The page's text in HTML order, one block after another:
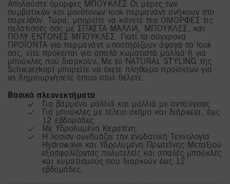
Απολαύστε όμορφες ΜΠΟΥΚΛΕΣ Οι μέρες των
συμβατικών και μονότονων look περμανάντ ανήκουν στο
παρελθόν. Τώρα, μπορείτε να κάνετε πιο ΟΜΟΡΦΕΣ τις
πελάτισσές σας με ΣΠΑΣΤΑ ΜΑΛΛΙΑ, ΜΠΟΥΚΛΕΣ, και
ΠΟΛΥ ΕΝΤΟΝΕΣ ΜΠΟΥΚΛΕΣ. Γιατί τα σύγχρονα
ΠΡΟΪΟΝΤΑ για περμανάντ υποστηρίζουν άψογα τα look
σας, είτε πρόκειται για απαλά κυματιστά μαλλιά ή για
μπούκλες που διαρκούν. Με το NATURAL STYLING της
Schwarzkopf μπορείτε να έχετε πληθώρα προϊόντων για
να δημιουργήσετε όποιο στυλ θέλετε.
Βασικά πλεονεκτήματα
Για βαμμένα μαλλιά και μαλλιά με ανταύγειες
Για μπούκλες με τέλειο σχήμα και διάρκεια, έως
12 εβδομάδες
Με Υδρολυμένη Κερατίνη.
Η λοσιόν συνδυάζει την ενυδατική Τεχνολογία
Hydrowave και Υδρολυμένη Πρωτεΐνης Μεταξιού
εξασφαλίζοντας πολυτελείς και απαλές μπούκλες
και κυματισμούς που διαρκούν έως 12
εβδομάδες.